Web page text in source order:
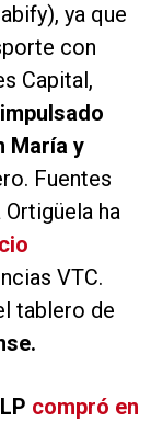
ya que
con
Capital,
María y
Fuentes
ha
VTC.
tablero de
compró en